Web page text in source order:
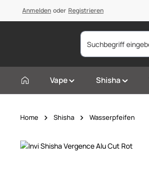
Zur Hauptnavigation springen
Anmelden oder Registrieren
Vape Shisha
Home Shisha Wasserpfeifen
Bildergalerie überspringen